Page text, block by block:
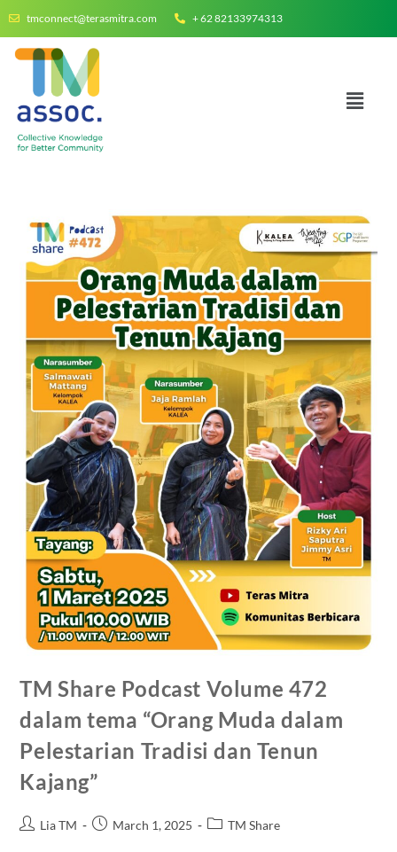
tmconnect@terasmitra.com + 62 82133974313
TM Share Podcast Volume 472
dalam tema “Orang Muda dalam
Pelestarian Tradisi dan Tenun
Kajang”
Lia TM March 1, 2025 TM Share